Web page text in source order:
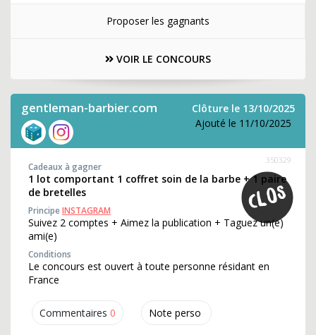
Proposer les gagnants
VOIR LE CONCOURS
gentleman-barbier.com
Clôture le 13/10/2025
Ajouté le 11/10/2025
Commentaires 0 Note perso
350329
Cadeaux à gagner
1 lot comportant 1 coffret soin de la barbe + 1 paire
de bretelles
PrincipeINSTAGRAM
Suivez 2 comptes + Aimez la publication + Taguez un(e)
ami(e)
Conditions
Le concours est ouvert à toute personne résidant en
France